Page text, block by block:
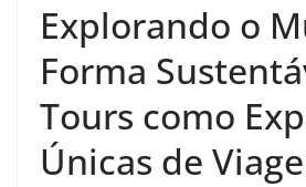
Explorando o
Forma
Tours como
Únicas de